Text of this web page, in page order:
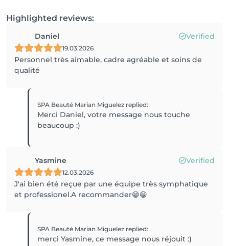
Highlighted reviews:
Daniel Verified
19.03.2026
Personnel très aimable, cadre agréable et soins de
qualité
SPA Beauté Marian Miguelez replied:
Merci Daniel, votre message nous touche
beaucoup :)
Yasmine Verified
12.03.2026
J'ai bien été reçue par une équipe très symphatique
et professionel.A recommander😁😁
SPA Beauté Marian Miguelez replied:
merci Yasmine, ce message nous réjouit :)